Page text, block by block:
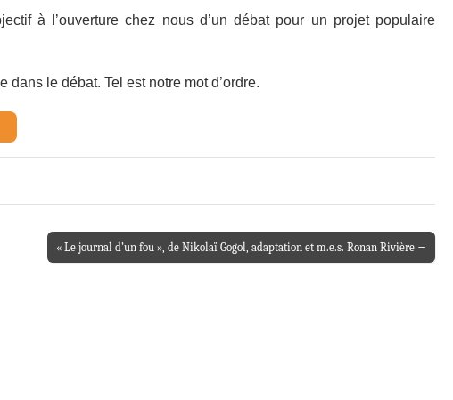
à l’ouverture chez nous d’un débat pour un projet populaire
le débat. Tel est notre mot d’ordre.
« Le journal d’un fou », de Nikolaï Gogol, adaptation et m.e.s. Ronan Rivière →